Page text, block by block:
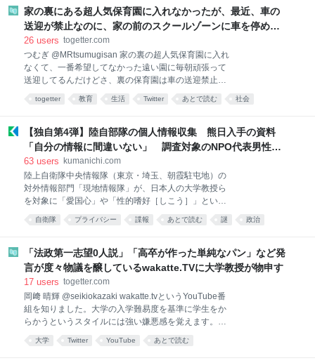
た。同乗していた５０代の女性看護師はアラーム作動
の原因をたん詰まりによるものと誤信し、救急用の人
工呼吸器具を用いた呼吸補助など適
で、注文したことで欲求が満たされた」と供述。
2026-08-06 11:55:00
家の裏にある超人気保育園に入れなかったが、最近、車の
送迎が禁止なのに、家の前のスクールゾーンに車を停めて
送迎してる親を発見…写真を撮って保育園か警察に通報で
悩んでいる
26 users togetter.com
つむぎ @MRtsumugisan 家の裏の超人気保育園に入れ
なくて、一番希望してなかった遠い園に毎朝頑張って
送迎してるんだけどさ、裏の保育園は車の送迎禁止な
んだよね。最近うちの前に車を停めて送迎してる親が
いてさ、送迎後も携帯ずっといじってるんよね。写真
クールゾーンね 2026-08-06 08:28:52
togetter 教育 生活 Twitter あとで読む 社会
【独自第4弾】陸自部隊の個人情報収集 熊日入手の資料
「自分の情報に間違いない」 調査対象のNPO代表男性が
確認 隊員とのメール履歴も一致｜熊本日日新聞社
63 users
kumanichi.com
陸上自衛隊中央情報隊（東京・埼玉、朝霞駐屯地）の
対外情報部門「現地情報隊」が、日本人の大学教授ら
を対象に「愛国心」や「性的嗜好［しこう］」といっ
た個人情報を組織的に調査・収集しているとみられる
問題で、熊本日日新聞が入手した複数の「報告書」の
が取材に応じ、報告書の内容について「自分の情報に
間違いない」と述べた。メールの履歴など男性しか知
り得ない情報と一致した。 男性は、紛争地の人道支援
安情勢に関する「地域研究」の名目で接近してきた複
数の自衛官と意見交換し、治安情報などをレクチャー
していたという。 熊日が入手した「個人BSD（ベーシ
ックソースデータ）報告書」や添付資料の内容を確認
自衛隊 プライバシー 諜報 あとで読む 謎 政治
「法政第一志望0人説」「高卒が作った単純なパン」など発
言が度々物議を醸しているwakatte.TVに大学教授が物申す
17 users togetter.com
岡﨑 晴輝 @seikiokazaki wakatte.tvというYouTube番
組を知りました。大学の入学難易度を基準に学生をか
らかうというスタイルには強い嫌悪感を覚えます。高
田ふーみんなる人物が「痛い人」であることを全国に
発信するのは本人の自由ですが、多くの受験生や大学
大学 Twitter YouTube あとで読む